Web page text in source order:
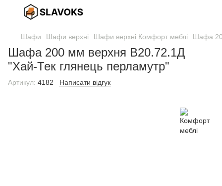
Шафи Шафи верхні Шафи верхні Комфорт меблі Шафа
Шафа 200 мм верхня В20.72.1Д
"Хай-Тек глянець перламутр"
Артикул: 4182 Написати відгук